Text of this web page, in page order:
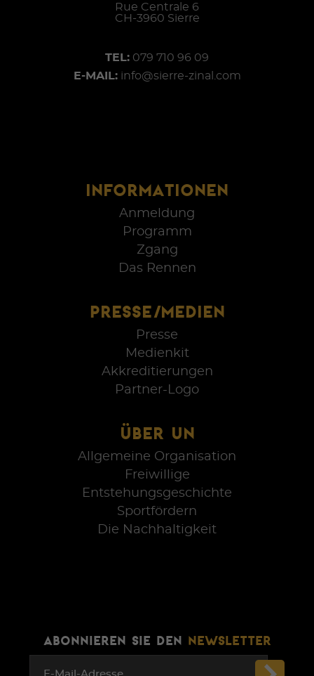
INFORMATIONEN
Anmeldung
Programm
Zgang
Das Rennen
PRESSE/MEDIEN
Presse
Medienkit
Akkreditierungen
Partner-Logo
ÜBER UN
Allgemeine Organisation
Freiwillige
Entstehungsgeschichte
Sportfördern
Die Nachhaltigkeit
Rue Centrale 6
CH-3960 Sierre
TEL: 079 710 96 09
E-MAIL: info@sierre-zinal.com
ABONNIEREN SIE DEN NEWSLETTER